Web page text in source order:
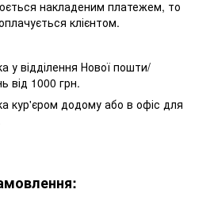
накладеним платежем, то
клієнтом.
відділення Нової пошти/
від 1000 грн.
додому або в офіс для